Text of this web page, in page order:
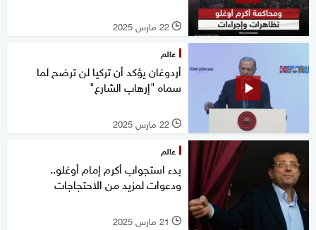
l 22 مارس 2025
عالم
أردوغان يؤكد أن تركيا لن ترضح لما
سماه "إرهاب الشارع"
l 22 مارس 2025
عالم
بدء استجواب أكرم إمام أوغلو..
ودعوات لمزيد من الاحتجاجات
l 21 مارس 2025